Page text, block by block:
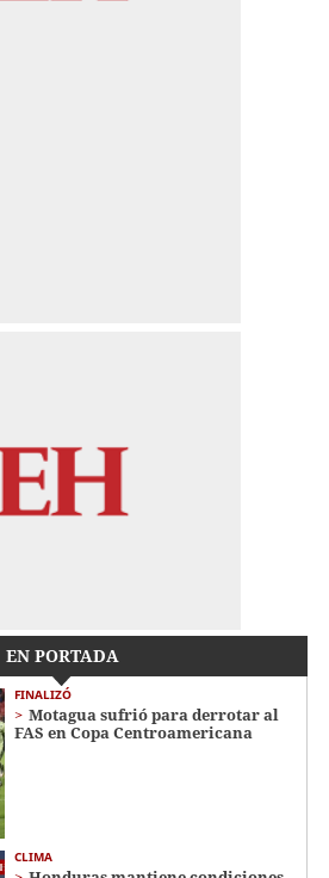
EN PORTADA
FINALIZÓ
Motagua sufrió para derrotar al
FAS en Copa Centroamericana
CLIMA